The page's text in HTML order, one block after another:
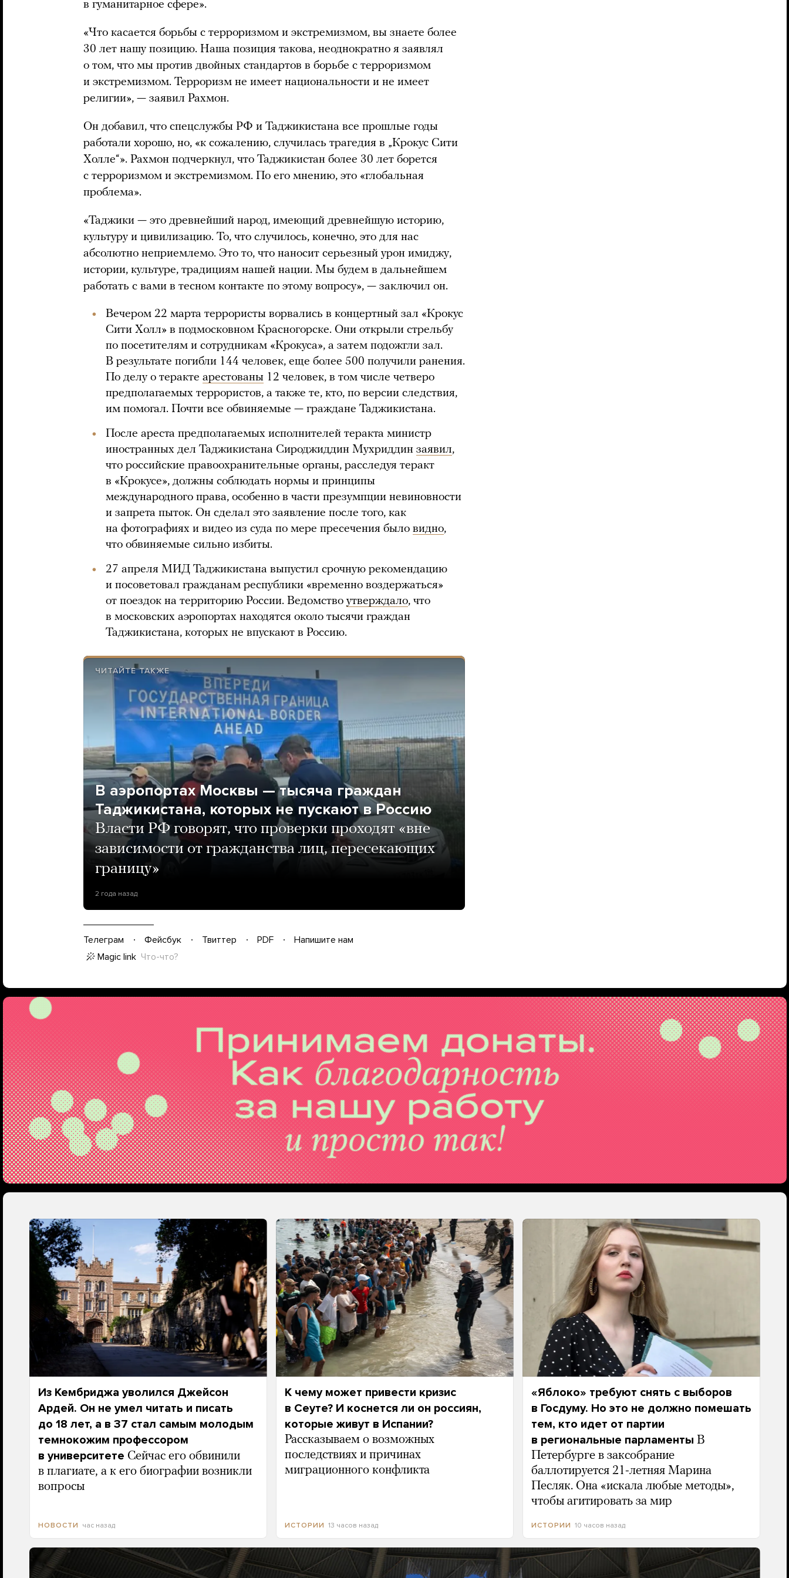
в гуманитарное сфере».
«Что касается борьбы с терроризмом и экстремизмом, вы знаете более
30 лет нашу позицию. Наша позиция такова, неоднократно я заявлял
о том, что мы против двойных стандартов в борьбе с терроризмом
и экстремизмом. Терроризм не имеет национальности и не имеет
религии», — заявил Рахмон.
Он добавил, что спецслужбы РФ и Таджикистана все прошлые годы
работали хорошо, но, «к сожалению, случилась трагедия в „Крокус Сити
Холле“». Рахмон подчеркнул, что Таджикистан более 30 лет борется
с терроризмом и экстремизмом. По его мнению, это «глобальная
проблема».
«Таджики — это древнейший народ, имеющий древнейшую историю,
культуру и цивилизацию. То, что случилось, конечно, это для нас
абсолютно неприемлемо. Это то, что наносит серьезный урон имиджу,
истории, культуре, традициям нашей нации. Мы будем в дальнейшем
работать с вами в тесном контакте по этому вопросу», — заключил он.
Вечером 22 марта террористы ворвались в концертный зал «Крокус
Сити Холл» в подмосковном Красногорске. Они открыли стрельбу
по посетителям и сотрудникам «Крокуса», а затем подожгли зал.
В результате погибли 144 человек, еще более 500 получили ранения.
По делу о теракте арестованы 12 человек, в том числе четверо
предполагаемых террористов, а также те, кто, по версии следствия,
им помогал. Почти все обвиняемые — граждане Таджикистана.
После ареста предполагаемых исполнителей теракта министр
иностранных дел Таджикистана Сироджиддин Мухриддин заявил,
что российские правоохранительные органы, расследуя теракт
в «Крокусе», должны соблюдать нормы и принципы
международного права, особенно в части презумпции невиновности
и запрета пыток. Он сделал это заявление после того, как
на фотографиях и видео из суда по мере пресечения было видно,
что обвиняемые сильно избиты.
27 апреля МИД Таджикистана выпустил срочную рекомендацию
и посоветовал гражданам республики «временно воздержаться»
от поездок на территорию России. Ведомство утверждало, что
в московских аэропортах находятся около тысячи граждан
Таджикистана, которых не впускают в Россию.
ЧИТАЙТЕ ТАКЖЕ
В аэропортах Москвы — тысяча граждан
Таджикистана, которых не пускают в Россию
Власти РФ говорят, что проверки проходят «вне
зависимости от гражданства лиц, пересекающих
границу»
2 года назад
Телеграм Фейсбук Твиттер PDF
Напишите нам
Magic link Что-что?
Из Кембриджа уволился Джейсон
Ардей. Он не умел читать и писать
до 18 лет, а в 37 стал самым молодым
темнокожим профессором
в университете Сейчас его обвинили
в плагиате, а к его биографии возникли
вопросы
НОВОСТИ час назад
К чему может привести кризис
в Сеуте? И коснется ли он россиян,
которые живут в Испании?
Рассказываем о возможных
последствиях и причинах
миграционного конфликта
ИСТОРИИ 13 часов назад
«Яблоко» требуют снять с выборов
в Госдуму. Но это не должно помешать
тем, кто идет от партии
в региональные парламенты В
Петербурге в заксобрание
баллотируется 21-летняя Марина
Песляк. Она «искала любые методы»,
чтобы агитировать за мир
ИСТОРИИ 10 часов назад